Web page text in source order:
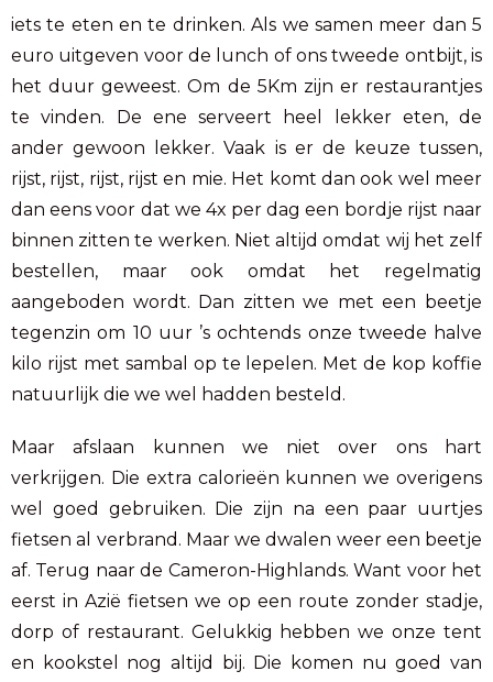
iets te eten en te drinken. Als we samen meer dan 5
euro uitgeven voor de lunch of ons tweede ontbijt, is
het duur geweest. Om de 5Km zijn er restaurantjes
te vinden. De ene serveert heel lekker eten, de
ander gewoon lekker. Vaak is er de keuze tussen,
rijst, rijst, rijst, rijst en mie. Het komt dan ook wel meer
dan eens voor dat we 4x per dag een bordje rijst naar
binnen zitten te werken. Niet altijd omdat wij het zelf
bestellen, maar ook omdat het regelmatig
aangeboden wordt. Dan zitten we met een beetje
tegenzin om 10 uur ’s ochtends onze tweede halve
kilo rijst met sambal op te lepelen. Met de kop koffie
natuurlijk die we wel hadden besteld.
Maar afslaan kunnen we niet over ons hart
verkrijgen. Die extra calorieën kunnen we overigens
wel goed gebruiken. Die zijn na een paar uurtjes
fietsen al verbrand. Maar we dwalen weer een beetje
af. Terug naar de Cameron-Highlands. Want voor het
eerst in Azië fietsen we op een route zonder stadje,
dorp of restaurant. Gelukkig hebben we onze tent
en kookstel nog altijd bij. Die komen nu goed van